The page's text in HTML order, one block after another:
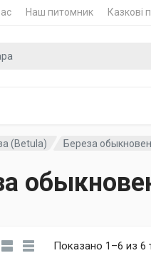
Наш питомник Казкові
(Betula) Береза
Показано 1–6 из 6